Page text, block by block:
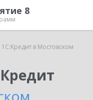
8
1С:Кредит в Мостовском